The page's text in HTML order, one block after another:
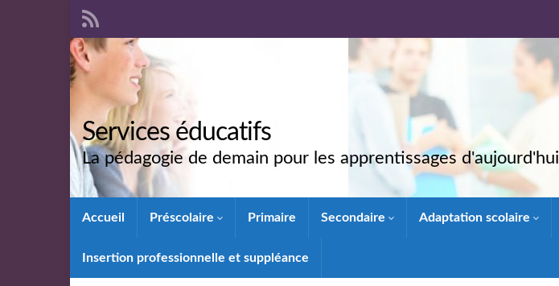
Services éducatifs
La pédagogie de demain pour les apprentissages d'aujourd'hui
Accueil Préscolaire Primaire Secondaire Adaptation scolaire
Insertion professionnelle et suppléance